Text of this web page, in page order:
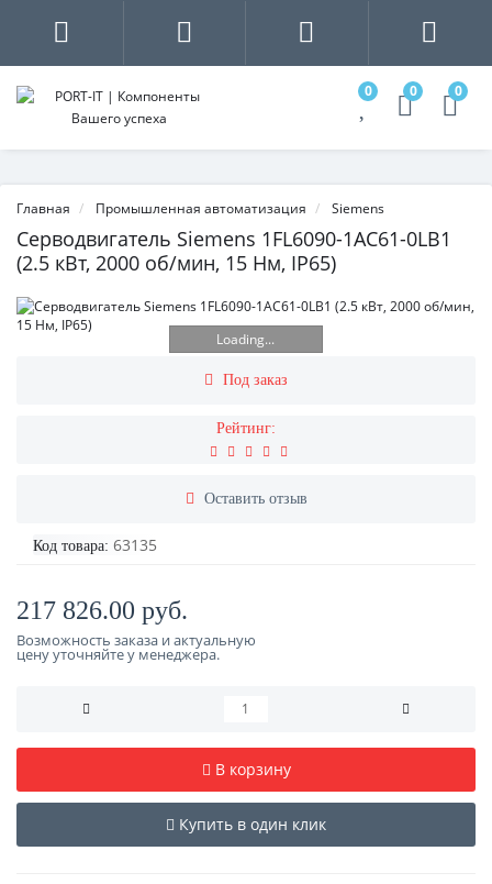
0 0 0
Главная Промышленная автоматизация Siemens
Серводвигатель Siemens 1FL6090-1AC61-0LB1
(2.5 кВт, 2000 об/мин, 15 Нм, IP65)
Loading...
Под заказ
Рейтинг:
Оставить отзыв
Код товара: 63135
217 826.00 руб.
Возможность заказа и актуальную
цену уточняйте у менеджера.
В корзину
Купить в один клик